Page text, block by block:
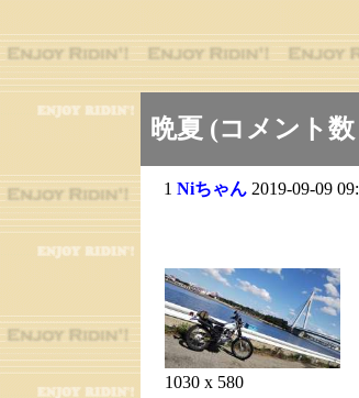
晩夏 (コメント数
1 Niちゃん 2019-09-09
1030 x 580